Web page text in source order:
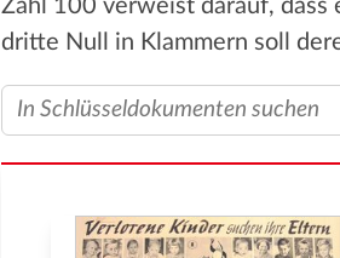
Zahl 100 verweist darauf, dass
dritte Null in Klammern soll